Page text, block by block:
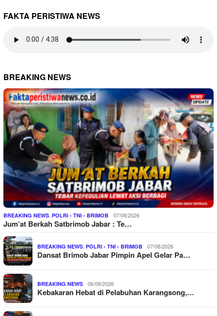
FAKTA PERISTIWA NEWS
BREAKING NEWS
BREAKING NEWS POLRI - TNI - BRIMOB 07/08/2026
Jum’at Berkah Satbrimob Jabar : Te…
BREAKING NEWS POLRI - TNI - BRIMOB 07/08/2026
Dansat Brimob Jabar Pimpin Apel Gelar Pa…
BREAKING NEWS 06/08/2026
Kebakaran Hebat di Pelabuhan Karangsong,…